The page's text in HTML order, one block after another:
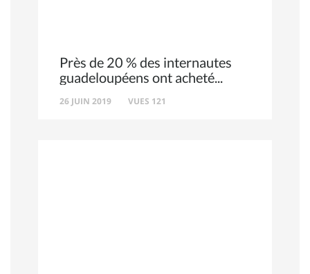
Près de 20 % des internautes
guadeloupéens ont acheté
26 JUIN 2019 VUES 121